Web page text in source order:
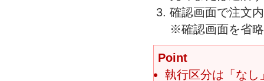
確認画面で注文
※確認画面を省
Point
執行区分は「なし